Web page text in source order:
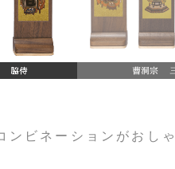
ビネーションがおしゃ